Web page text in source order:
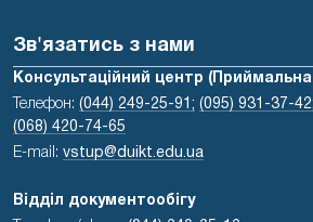
Зв'язатись з нами
Консультаційний центр (Приймальна
Телефон: (044) 249-25-91; (095) 931-37-42;
(068) 420-74-65
E-mail: vstup@duikt.edu.ua
Відділ документообігу